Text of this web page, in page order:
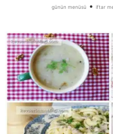
günün menüsü • iftar